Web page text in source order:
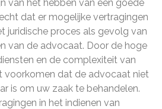
van het hebben van een goede
dat er mogelijke vertragingen
juridische proces als gevolg van
van de advocaat. Door de hoge
en de complexiteit van
voorkomen dat de advocaat niet
is om uw zaak te behandelen.
in het indienen van